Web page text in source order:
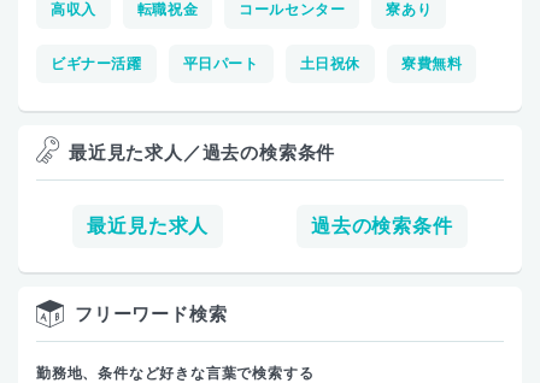
高収入 転職祝金 コールセンター 寮あり
ビギナー活躍 平日パート 土日祝休 寮費無料
最近見た求人／過去の検索条件
最近見た求人 過去の検索条件
フリーワード検索
勤務地、条件など好きな言葉で検索する